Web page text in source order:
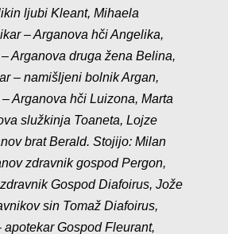
ljubi Kleant, Mihaela
– Arganova hči Angelika,
Arganova druga žena Belina,
– namišljeni bolnik Argan,
Arganova hči Luizona, Marta
služkinja Toaneta, Lojze
brat Berald. Stojijo: Milan
zdravnik gospod Pergon,
Gospod Diafoirus, Jože
sin Tomaž Diafoirus,
Gospod Fleurant,